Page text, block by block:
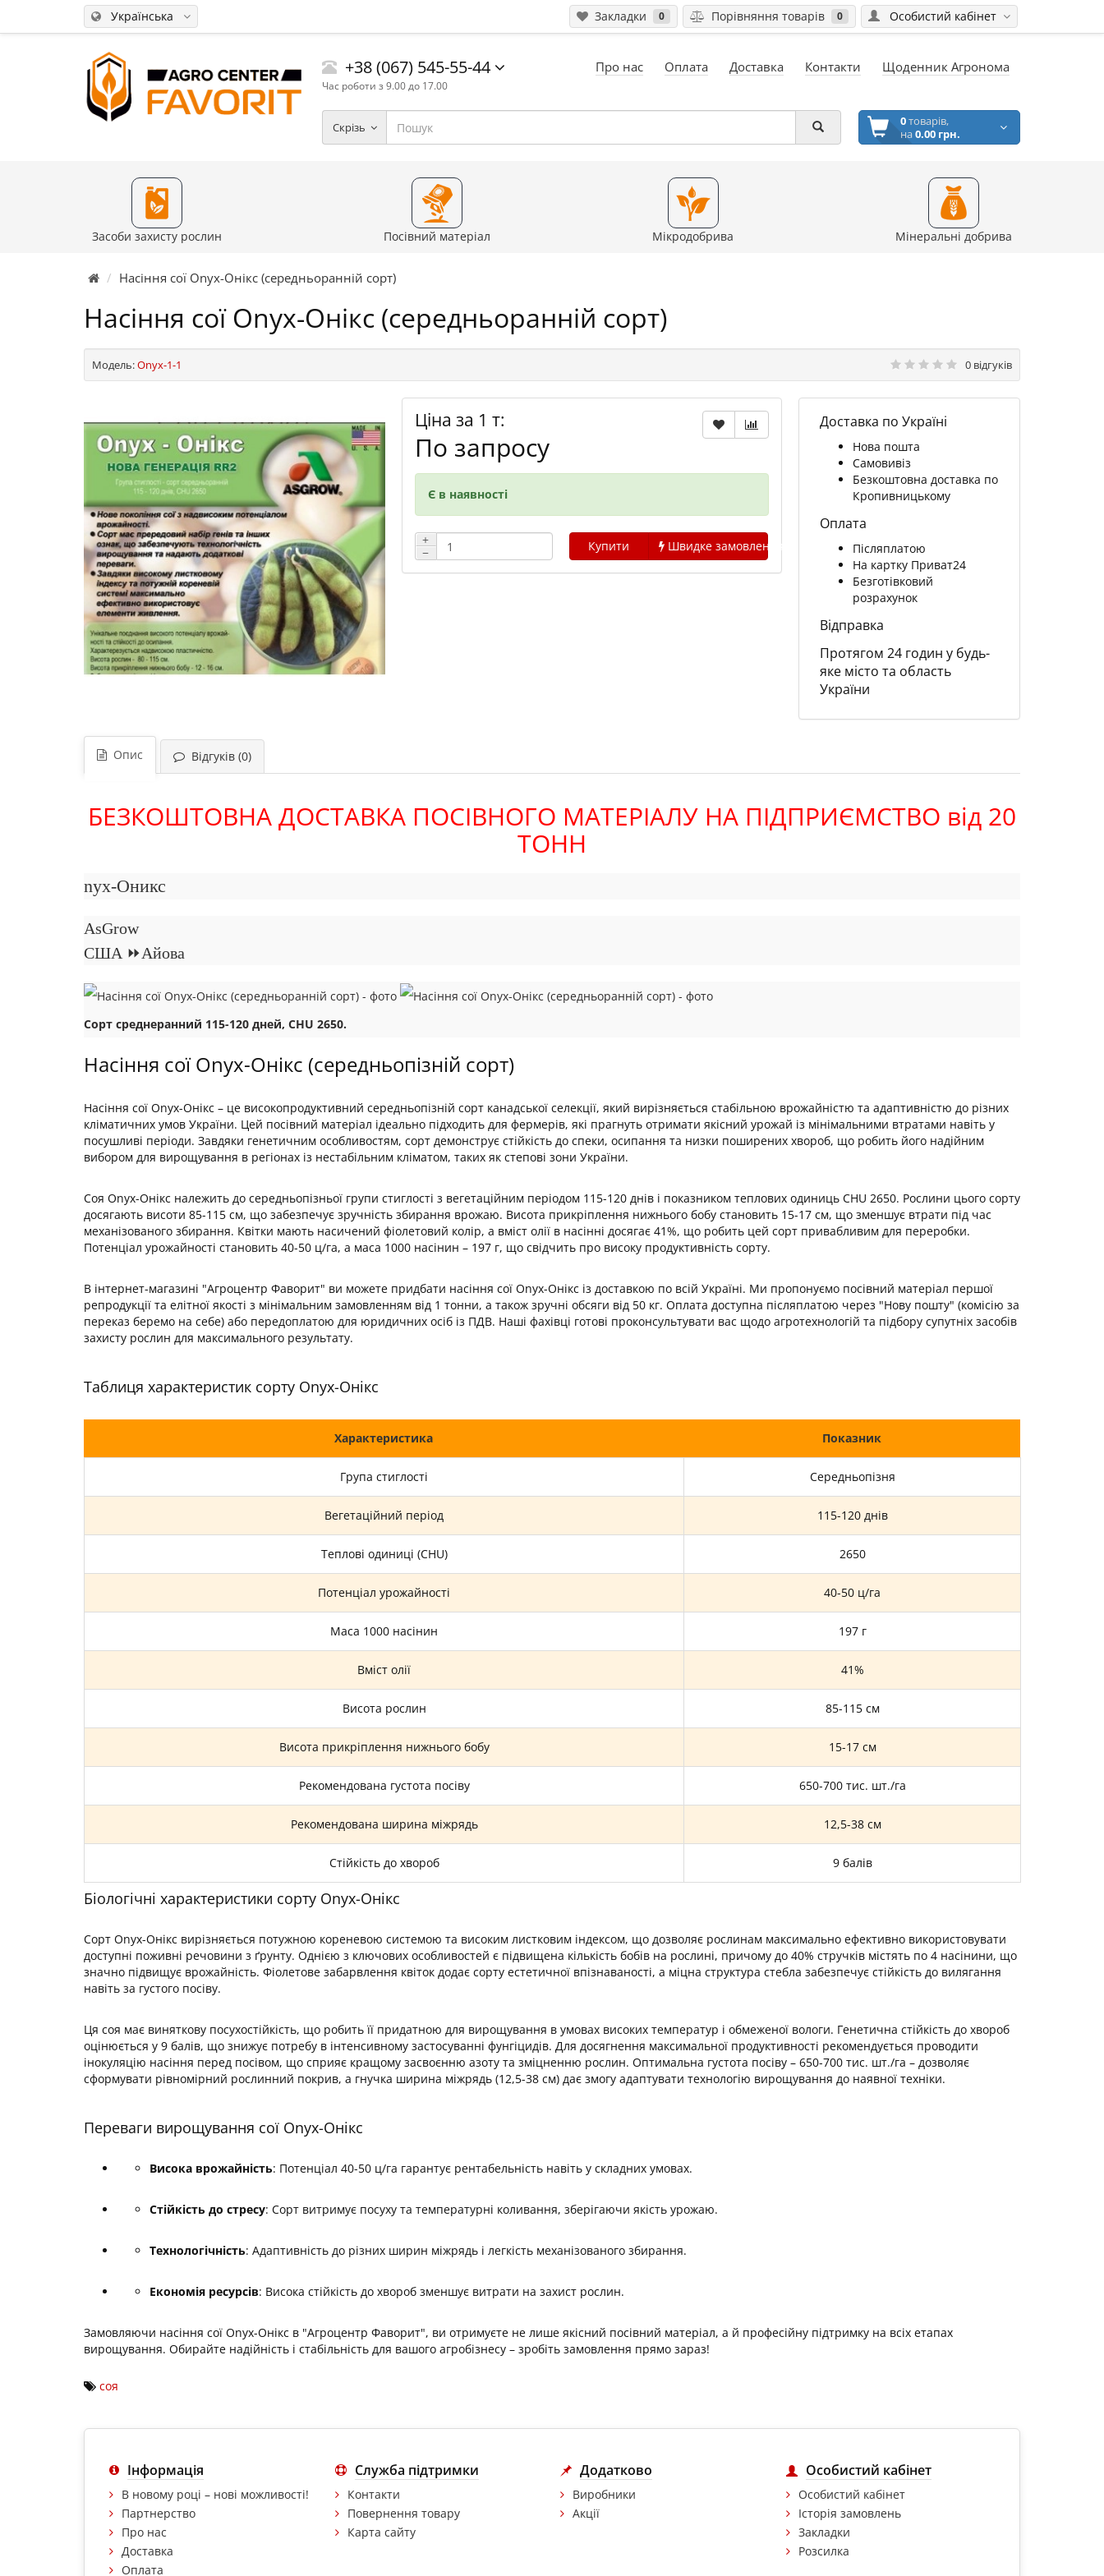
Українська Особистий кабінет
Закладки 0 Порівняння товарів 0
+38 (067) 545-55-44
Час роботи з 9.00 до 17.00
Про нас Оплата Доставка Контакти Щоденник Агронома
Скрізь 0товарів,
на0.00 грн.
Засоби захисту рослин Посівний матеріал Мікродобрива Мінеральні добрива
Насіння сої Onyx-Онікс (середньоранній сорт)
Насіння сої Onyx-Онікс (середньоранній сорт)
Модель:Onyx-1-1 0 відгуків
Ціна за 1 т:
По запросу
Є в наявності
+
−
Купити Швидке замовлення
Доставка по Україні
Нова пошта
Самовивіз
Безкоштовна доставка по
Кропивницькому
Оплата
Післяплатою
На картку Приват24
Безготівковий
розрахунок
Відправка
Протягом 24 годин у будь-
яке місто та область
України
Опис Відгуків (0)
БЕЗКОШТОВНА ДОСТАВКА ПОСІВНОГО МАТЕРІАЛУ НА ПІДПРИЄМСТВО від 20
ТОНН
nyx-Оникс
AsGrow
США ⏩Айова
Сорт среднеранний 115-120 дней, СHU 2650.
Насіння сої Onyx-Онікс (середньопізній сорт)
Насіння сої Onyx-Онікс – це високопродуктивний середньопізній сорт канадської селекції, який вирізняється стабільною врожайністю та адаптивністю до різних
кліматичних умов України. Цей посівний матеріал ідеально підходить для фермерів, які прагнуть отримати якісний урожай із мінімальними втратами навіть у
посушливі періоди. Завдяки генетичним особливостям, сорт демонструє стійкість до спеки, осипання та низки поширених хвороб, що робить його надійним
вибором для вирощування в регіонах із нестабільним кліматом, таких як степові зони України.
Соя Onyx-Онікс належить до середньопізньої групи стиглості з вегетаційним періодом 115-120 днів і показником теплових одиниць CHU 2650. Рослини цього сорту
досягають висоти 85-115 см, що забезпечує зручність збирання врожаю. Висота прикріплення нижнього бобу становить 15-17 см, що зменшує втрати під час
механізованого збирання. Квітки мають насичений фіолетовий колір, а вміст олії в насінні досягає 41%, що робить цей сорт привабливим для переробки.
Потенціал урожайності становить 40-50 ц/га, а маса 1000 насінин – 197 г, що свідчить про високу продуктивність сорту.
В інтернет-магазині "Агроцентр Фаворит" ви можете придбати насіння сої Onyx-Онікс із доставкою по всій Україні. Ми пропонуємо посівний матеріал першої
репродукції та елітної якості з мінімальним замовленням від 1 тонни, а також зручні обсяги від 50 кг. Оплата доступна післяплатою через "Нову пошту" (комісію за
переказ беремо на себе) або передоплатою для юридичних осіб із ПДВ. Наші фахівці готові проконсультувати вас щодо агротехнологій та підбору супутніх засобів
захисту рослин для максимального результату.
Таблиця характеристик сорту Onyx-Онікс
Характеристика Показник
Група стиглості Середньопізня
Вегетаційний період 115-120 днів
Теплові одиниці (CHU) 2650
Потенціал урожайності 40-50 ц/га
Маса 1000 насінин 197 г
Вміст олії 41%
Висота рослин 85-115 см
Висота прикріплення нижнього бобу 15-17 см
Рекомендована густота посіву 650-700 тис. шт./га
Рекомендована ширина міжрядь 12,5-38 см
Стійкість до хвороб 9 балів
Біологічні характеристики сорту Onyx-Онікс
Сорт Onyx-Онікс вирізняється потужною кореневою системою та високим листковим індексом, що дозволяє рослинам максимально ефективно використовувати
доступні поживні речовини з ґрунту. Однією з ключових особливостей є підвищена кількість бобів на рослині, причому до 40% стручків містять по 4 насінини, що
значно підвищує врожайність. Фіолетове забарвлення квіток додає сорту естетичної впізнаваності, а міцна структура стебла забезпечує стійкість до вилягання
навіть за густого посіву.
Ця соя має виняткову посухостійкість, що робить її придатною для вирощування в умовах високих температур і обмеженої вологи. Генетична стійкість до хвороб
оцінюється у 9 балів, що знижує потребу в інтенсивному застосуванні фунгіцидів. Для досягнення максимальної продуктивності рекомендується проводити
інокуляцію насіння перед посівом, що сприяє кращому засвоєнню азоту та зміцненню рослин. Оптимальна густота посіву – 650-700 тис. шт./га – дозволяє
сформувати рівномірний рослинний покрив, а гнучка ширина міжрядь (12,5-38 см) дає змогу адаптувати технологію вирощування до наявної техніки.
Переваги вирощування сої Onyx-Онікс
Висока врожайність: Потенціал 40-50 ц/га гарантує рентабельність навіть у складних умовах.
Стійкість до стресу: Сорт витримує посуху та температурні коливання, зберігаючи якість урожаю.
Технологічність: Адаптивність до різних ширин міжрядь і легкість механізованого збирання.
Економія ресурсів: Висока стійкість до хвороб зменшує витрати на захист рослин.
Замовляючи насіння сої Onyx-Онікс в "Агроцентр Фаворит", ви отримуєте не лише якісний посівний матеріал, а й професійну підтримку на всіх етапах
вирощування. Обирайте надійність і стабільність для вашого агробізнесу – зробіть замовлення прямо зараз!
соя
Інформація
В новому році – нові можливості!
Партнерство
Про нас
Доставка
Оплата
Служба підтримки
Контакти
Повернення товару
Карта сайту
Додатково
Виробники
Акції
Особистий кабінет
Особистий кабінет
Історія замовлень
Закладки
Розсилка